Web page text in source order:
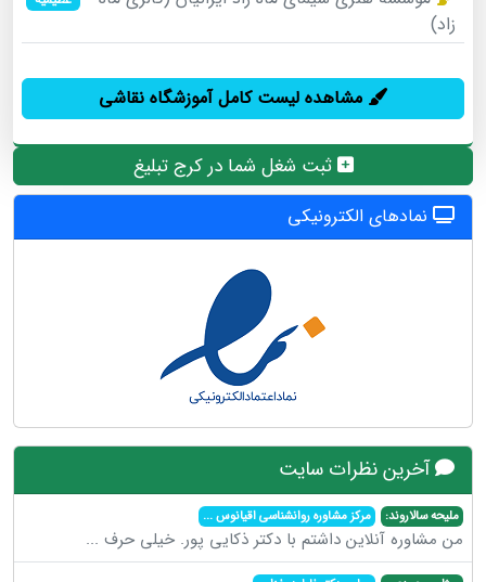
زاد)
مشاهده لیست کامل آموزشگاه نقاشی
ثبت شغل شما در کرج تبلیغ
نمادهای الکترونیکی
آخرین نظرات سایت
ملیحه سالاروند: مرکز مشاوره روانشناسی اقیانوس...
من مشاوره آنلاین داشتم با دکتر ذکایی پور. خیلی حرف ...